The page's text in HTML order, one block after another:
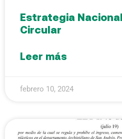
Estrategia
Circular
Leer más
febrero 10, 2024